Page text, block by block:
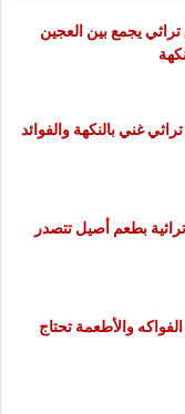
يجمع بين العجين
غني بالنكهة والفوائد
بطعم أصيل تتصدر
والأطعمة تحتاج